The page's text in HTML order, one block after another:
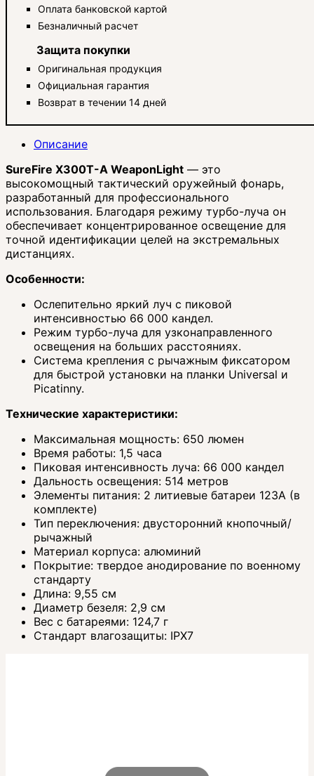
Оплата банковской картой
Безналичный расчет
Защита покупки
Оригинальная продукция
Официальная гарантия
Возврат в течении 14 дней
Описание
SureFire X300T-A WeaponLight — это
высокомощный тактический оружейный фонарь,
разработанный для профессионального
использования. Благодаря режиму турбо-луча он
обеспечивает концентрированное освещение для
точной идентификации целей на экстремальных
дистанциях.
Особенности:
Ослепительно яркий луч с пиковой
интенсивностью 66 000 кандел.
Режим турбо-луча для узконаправленного
освещения на больших расстояниях.
Система крепления с рычажным фиксатором
для быстрой установки на планки Universal и
Picatinny.
Технические характеристики:
Максимальная мощность: 650 люмен
Время работы: 1,5 часа
Пиковая интенсивность луча: 66 000 кандел
Дальность освещения: 514 метров
Элементы питания: 2 литиевые батареи 123A (в
комплекте)
Тип переключения: двусторонний кнопочный/
рычажный
Материал корпуса: алюминий
Покрытие: твердое анодирование по военному
стандарту
Длина: 9,55 см
Диаметр безеля: 2,9 см
Вес с батареями: 124,7 г
Стандарт влагозащиты: IPX7